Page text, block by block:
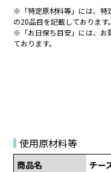
※「特定原材料等」には、特
の20品目を記載しております。
※「お日保ち目安」には、お
ております。
使用原材料等
商品名
チー